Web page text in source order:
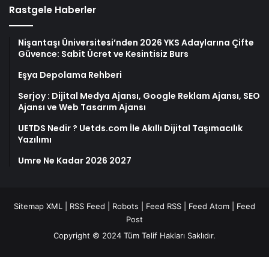
Rastgele Haberler
Nişantaşı Üniversitesi’nden 2026 YKS Adaylarına Çifte
Güvence: Sabit Ücret ve Kesintisiz Burs
Eşya Depolama Rehberi
Serjoy : Dijital Medya Ajansı, Google Reklam Ajansı, SEO
Ajansı ve Web Tasarım Ajansı
UETDS Nedir ? Uetds.com İle Akıllı Dijital Taşımacılık
Yazılımı
Umre Ne Kadar 2026 2027
Sitemap XML RSS Feed Robots Feed RSS Feed Atom
Feed
Post
Copyright © 2024 Tüm Telif Hakları Saklıdır.